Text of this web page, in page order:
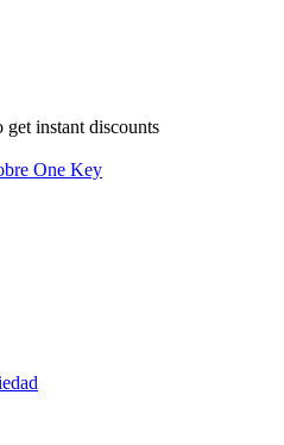
instant discounts
One Key